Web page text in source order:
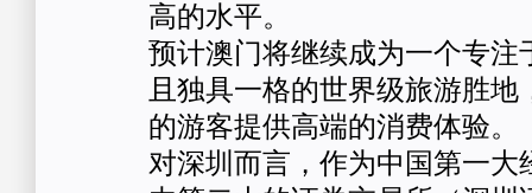
高的水平。
预计澳门将继续成为一个专注
且独具一格的世界级旅游胜
的游客提供高端的消费体验。
对深圳而言，作为中国第一大